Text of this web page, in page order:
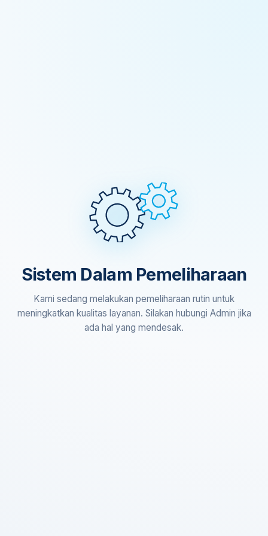
Sistem Dalam Pemeliharaan
Kami sedang melakukan pemeliharaan rutin untuk
meningkatkan kualitas layanan. Silakan hubungi Admin jika
ada hal yang mendesak.